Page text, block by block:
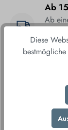
Ab
Ab
nach
Fair
Diese